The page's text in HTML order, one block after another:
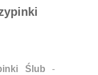
Ślub -